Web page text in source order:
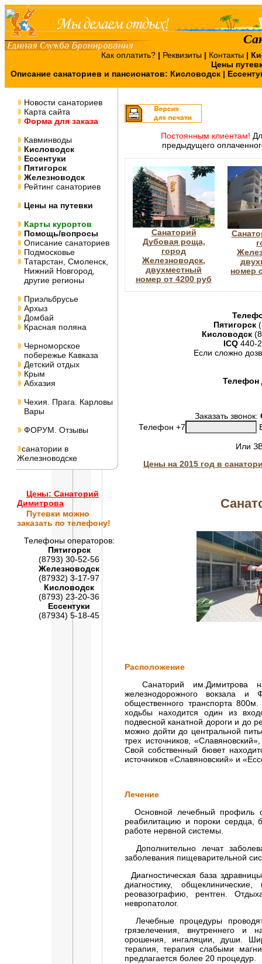
Как оплатить? | Реквизиты | Контакты |
Цены
Описание санаториев и пансионатов: Кисловодск |
Новости санаториев
Карта сайта
Форма для заказа
Кавминводы
Кисловодск
Ессентуки
Пятигорск
Железноводск
Рейтинг санаториев
Цены на путевки
Карты курортов
Помощь/вопросы
Описание санаториев
Подмосковье
Татарстан, Смоленск,
Нижний Новгород,
другие регионы
Приэльбрусье
Архыз
Домбай
Красная поляна
Черноморское
побережье Кавказа
Детский отдых
Крым
Абхазия
Чехия. Прага. Карловы
Вары
ФОРУМ. Отзывы
санатории в
Железноводске
Цены: Санаторий
Димитрова
Путевки можно
заказать по телефону!
Телефоны операторов:
Пятигорск
(8793) 30-52-56
Железноводск
(87932) 3-17-97
Кисловодск
(8793) 23-20-36
Ессентуки
(87934) 5-18-45
Постоянным клиентам!
предыдущего
Санаторий
Дубовая роща,
город
Железноводск,
двухместный
номер от 4200 руб
номер
Пятигорск
Кисловодск
ICQ440-
Если сложно
Телефон
Заказать звонок:
Телефон +7
Или
Цены на 2015 год в
Расположение
Санаторий им.Димитрова
железнодорожного вокзала и
общественного транспорта
ходьбы находится один из
подвесной канатной дороги и до
можно дойти до центральной
трех источников,
Свой собственный бювет
источников «Славяновский» и
Лечение
Основной лечебный профиль
реабилитацию и пороки сердца,
работе нервной системы.
Дополнительно лечат
заболевания пищеварительной
Диагностическая база
диагностику,
реовазографию, рентген.
невропатолог.
Лечебные процедуры
грязелечения, внутреннего и
орошения, ингаляции, души.
терапия, терапия слабыми
предлагается более 20 процедур.